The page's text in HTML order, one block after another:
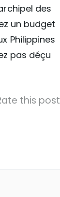
des
un budget
Philippines
pas déçu
this post